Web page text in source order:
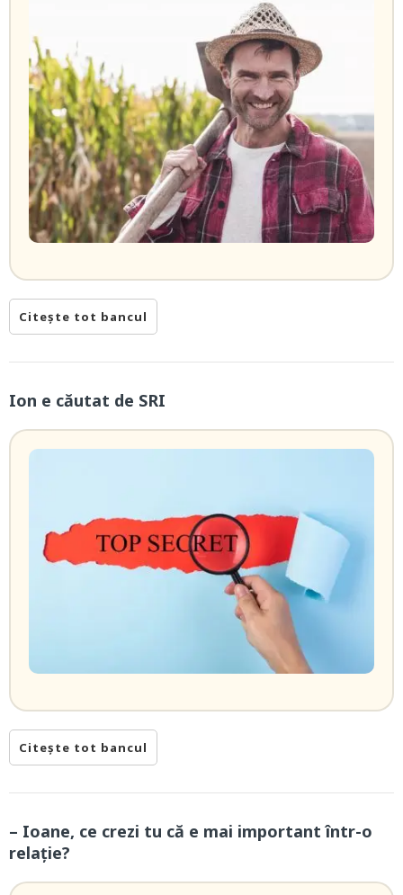
Citește tot bancul
Ion e căutat de SRI
Citește tot bancul
– Ioane, ce crezi tu că e mai important într-o
relație?